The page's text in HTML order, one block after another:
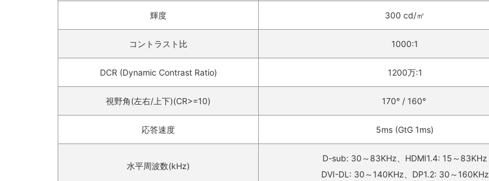
輝度‎‎ 300 cd/㎡‎
コントラスト比‎‎ 1000:1‎
DCR (Dynamic Contrast Ratio)‎‎ 1200万:1‎
視野角(左右/上下)(CR>=10)‎ 170° / 160° ‎
応答速度‎‎ 5ms (GtG 1ms)‎
水平周波数(kHz)‎
D-sub: 30～83KHz、HDMI1.4: 15～83KHz
DVI-DL: 30～140KHz、DP1.2: 30～160KHz‎